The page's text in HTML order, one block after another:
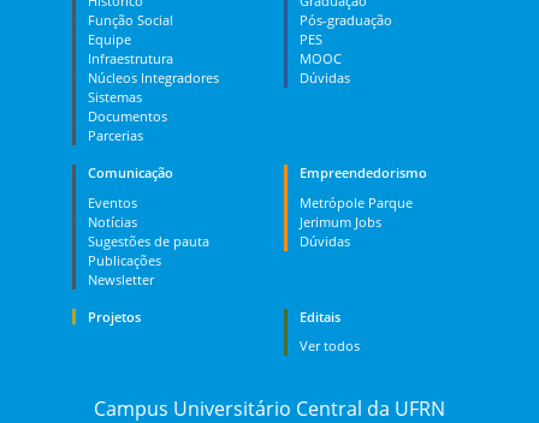
Função Social
Equipe
Infraestrutura
Núcleos Integradores
Sistemas
Documentos
Parcerias
Pós-graduação
PES
MOOC
Dúvidas
Comunicação
Eventos
Notícias
Sugestões de pauta
Publicações
Newsletter
Empreendedorismo
Metrópole Parque
Jerimum Jobs
Dúvidas
Projetos
Editais
Ver todos
Campus Universitário Central da UFRN